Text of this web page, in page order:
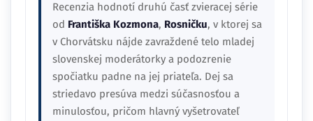
Recenzia hodnotí druhú časť zvieracej série
od Františka Kozmona, Rosničku, v ktorej sa
v Chorvátsku nájde zavraždené telo mladej
slovenskej moderátorky a podozrenie
spočiatku padne na jej priateľa. Dej sa
striedavo presúva medzi súčasnosťou a
minulosťou, pričom hlavný vyšetrovateľ